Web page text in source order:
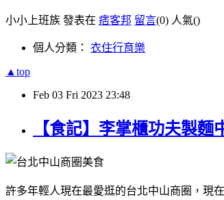
小小上班族 發表在 痞客邦 留言(0) 人氣()
個人分類： 衣住行育樂
▲top
Feb 03 Fri 2023 23:48
【食記】李掌櫃功夫製
許多年輕人現在最愛逛的台北中山商圈，現